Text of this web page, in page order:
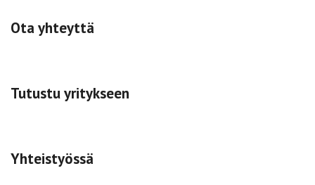
Ota yhteyttä
Tutustu yritykseen
Yhteistyössä